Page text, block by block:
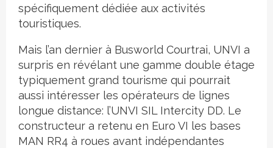
spécifiquement dédiée aux activités
touristiques.
Mais l’an dernier à Busworld Courtrai, UNVI a
surpris en révélant une gamme double étage
typiquement grand tourisme qui pourrait
aussi intéresser les opérateurs de lignes
longue distance: l’UNVI SIL Intercity DD. Le
constructeur a retenu en Euro VI les bases
MAN RR4 à roues avant indépendantes